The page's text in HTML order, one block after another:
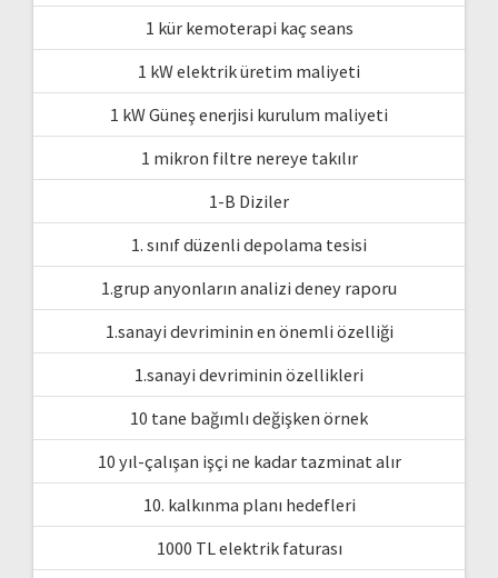
1 kür kemoterapi kaç seans
1 kW elektrik üretim maliyeti
1 kW Güneş enerjisi kurulum maliyeti
1 mikron filtre nereye takılır
1-B Diziler
1. sınıf düzenli depolama tesisi
1.grup anyonların analizi deney raporu
1.sanayi devriminin en önemli özelliği
1.sanayi devriminin özellikleri
10 tane bağımlı değişken örnek
10 yıl-çalışan işçi ne kadar tazminat alır
10. kalkınma planı hedefleri
1000 TL elektrik faturası